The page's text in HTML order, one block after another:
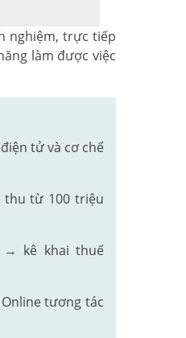
nghiệm, trực tiếp
làm được việc
tử và cơ chế
thu từ 100 triệu
→ kê khai thuế
tương tác